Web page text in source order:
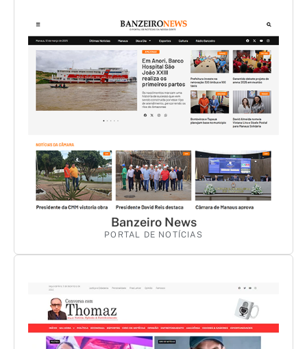
Banzeiro News
PORTAL DE NOTÍCIAS